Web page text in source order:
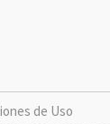
de Uso